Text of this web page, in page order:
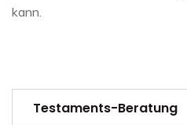
kann.
Testaments-Beratung